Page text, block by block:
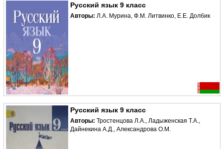
Русский язык 9 класс
Авторы: Л.А. Мурина, Ф.М. Литвинко, Е.Е. Долбик
Русский язык 9 класс
Авторы: Тростенцова Л.А., Ладыженская Т.А.,
Дайнекина А.Д., Александрова О.М.